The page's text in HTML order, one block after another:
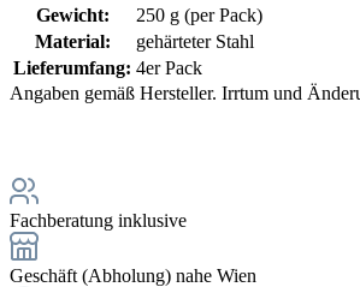
Gewicht:
250 g (per Pack)
Material:
gehärteter Stahl
Lieferumfang: 4er Pack
Angaben gemäß Hersteller. Irrtum und
Fachberatung inklusive
Geschäft (Abholung) nahe Wien